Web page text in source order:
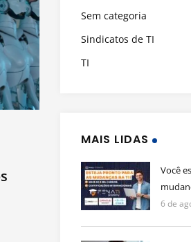
Sem categoria
Sindicatos de TI
TI
MAIS LIDAS
Você
6 de